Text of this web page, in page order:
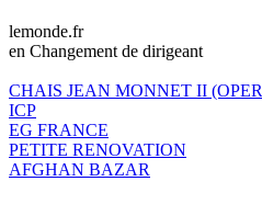
lemonde.fr
en Changement de dirigeant
CHAIS JEAN MONNET II
ICP
EG FRANCE
PETITE RENOVATION
AFGHAN BAZAR